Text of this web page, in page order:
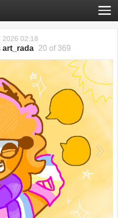
2026 02:18
art_rada 20 of 369
›